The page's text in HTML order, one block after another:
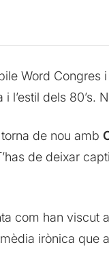
Word Congres
dels 80’s.
de nou amb
de deixar
com han viscut
irònica que